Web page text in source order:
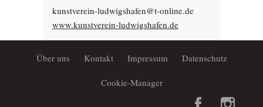
kunstverein-ludwigshafen@t-online.de
www.kunstverein-ludwigshafen.de
Über uns Kontakt Impressum Datenschutz
Cookie-Manager